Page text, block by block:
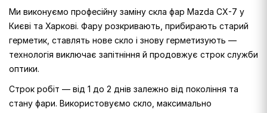
Ми виконуємо професійну заміну скла фар Mazda CX-7 у
Києві та Харкові. Фару розкривають, прибирають старий
герметик, ставлять нове скло і знову герметизують —
технологія виключає запітніння й продовжує строк служби
оптики.
Строк робіт — від 1 до 2 днів залежно від покоління та
стану фари. Використовуємо скло, максимально